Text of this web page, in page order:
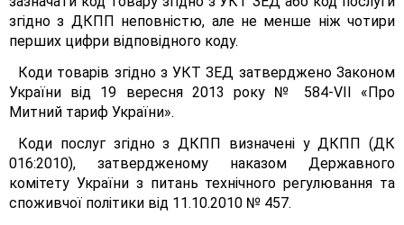
згідно з ДКПП неповністю, але не менше ніж чотири
перших цифри відповідного коду.
Коди товарів згідно з УКТ ЗЕД затверджено Законом
України від 19 вересня 2013 року № 584-VІІ «Про
Митний тариф України».
Коди послуг згідно з ДКПП визначені у ДКПП (ДК
016:2010), затвердженому наказом Державного
комітету України з питань технічного регулювання та
споживчої політики від 11.10.2010 № 457.